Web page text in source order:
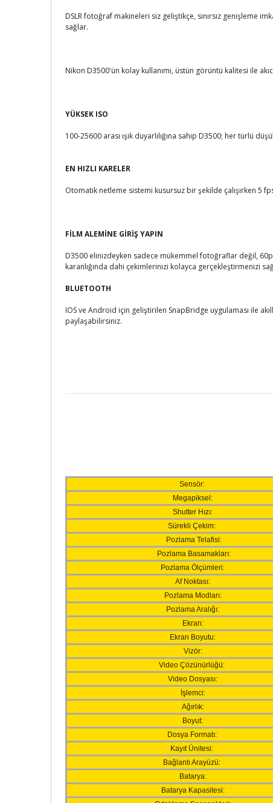
DSLR fotoğraf makineleri siz geliştikçe, sınırsız genişleme
sağlar.
Nikon D3500'ün kolay kullanımı, üstün görüntü kalitesi ile
YÜKSEK ISO
100-25600 arası ışık duyarlılığına sahip D3500; her türlü
EN HIZLI KARELER
Otomatik netleme sistemi kusursuz bir şekilde çalışırken 5
FİLM ALEMİNE GİRİŞ YAPIN
D3500 elinizdeyken sadece mükemmel fotoğraflar değil,
karanlığında dahi çekimlerinizi kolayca gerçekleştirmenizi
BLUETOOTH
IOS ve Android için geliştirilen SnapBridge uygulaması ile
paylaşabilirsiniz.
Sensör:
Megapiksel:
Shutter Hızı:
Sürekli Çekim:
Pozlama Telafisi:
Pozlama Basamakları:
Pozlama Ölçümleri:
Af Noktası:
Pozlama Modları:
Pozlama Aralığı:
Ekran:
Ekran Boyutu:
Vizör:
Video Çözünürlüğü:
Video Dosyası:
İşlemci:
Ağırlık:
Boyut:
Dosya Formatı:
Kayıt Ünitesi:
Bağlantı Arayüzü:
Batarya:
Batarya Kapasitesi: